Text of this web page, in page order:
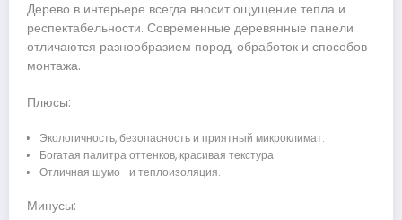
Дерево в интерьере всегда вносит ощущение тепла и
респектабельности. Современные деревянные панели
отличаются разнообразием пород, обработок и способов
монтажа.
Плюсы:
Экологичность, безопасность и приятный микроклимат.
Богатая палитра оттенков, красивая текстура.
Отличная шумо- и теплоизоляция.
Минусы: